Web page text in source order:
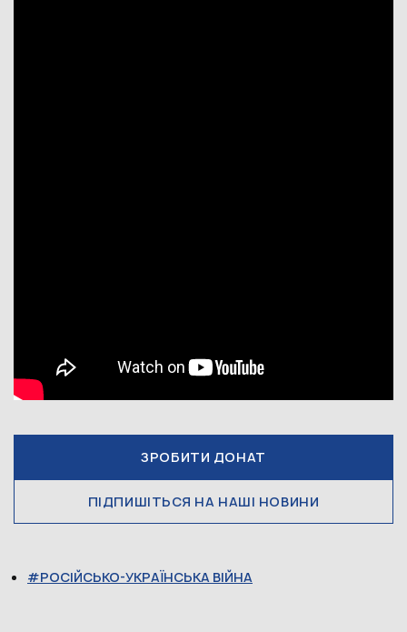
ЗРОБИТИ ДОНАТ
ПІДПИШІТЬСЯ НА НАШІ НОВИНИ
РОСІЙСЬКО-УКРАЇНСЬКА ВІЙНА